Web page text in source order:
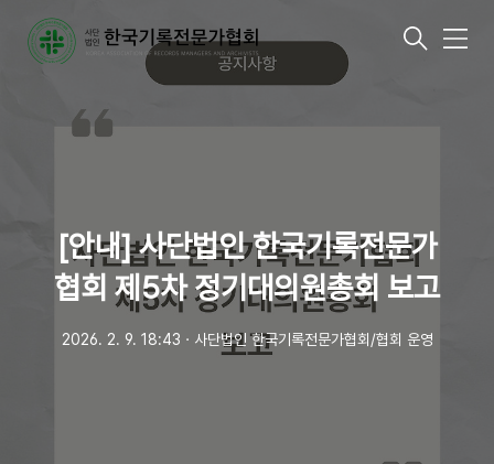
메
[안내] 사단법인 한국기록전문가
협회 제5차 정기대의원총회 보고
2026. 2. 9. 18:43 ㆍ 사단법인 한국기록전문가협회/협회 운영